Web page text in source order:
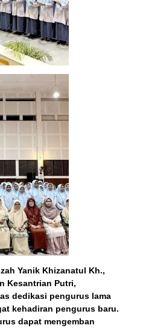
Yanik Khizanatul Kh.,
Kesantrian Putri,
dedikasi pengurus lama
kehadiran pengurus baru.
dapat mengemban